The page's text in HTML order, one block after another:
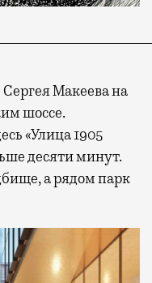
Сергея Макеева на
шоссе.
«Улица 1905
десяти минут.
а рядом парк